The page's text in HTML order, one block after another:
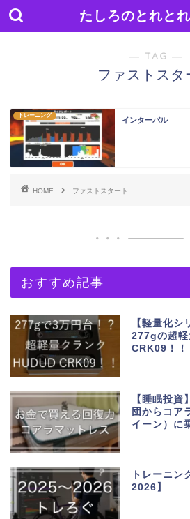
たしろのとれと
― TAG ―
ファストスタ
トレーニング
インターバル
HOME ファストスタート
おすすめ記事
【軽量化
277gの超軽
CRK09！！
【睡眠投
団からコア
イーン）に
トレーニン
2026】